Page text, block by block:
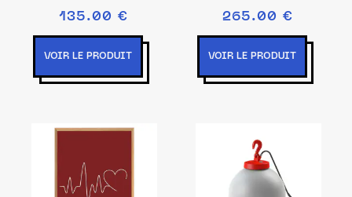
135.00 €
VOIR LE PRODUIT
265.00 €
VOIR LE PRODUIT